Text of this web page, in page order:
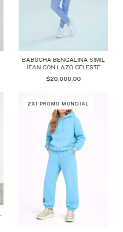
BABUCHA BENGALINA SIMIL
JEAN CON LAZO CELESTE
$20.000,00
2X1 PROMO MUNDIAL